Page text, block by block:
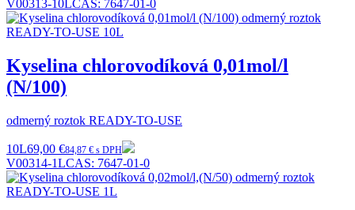
V00313-10LCAS: 7647-01-0
Kyselina chlorovodíková 0,01mol/l
(N/100)
odmerný roztok READY-TO-USE
10L69,00 €84,87 € s DPH
V00314-1LCAS: 7647-01-0